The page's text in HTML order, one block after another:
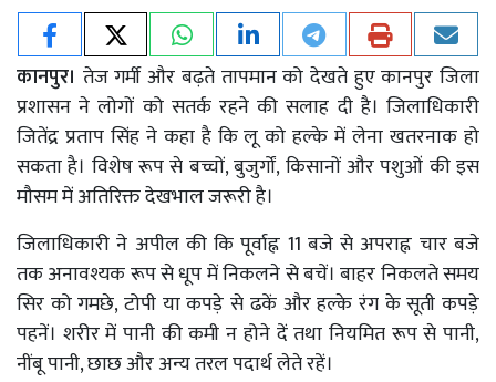
कानपुर। तेज गर्मी और बढ़ते तापमान को देखते हुए कानपुर जिला
प्रशासन ने लोगों को सतर्क रहने की सलाह दी है। जिलाधिकारी
जितेंद्र प्रताप सिंह ने कहा है कि लू को हल्के में लेना खतरनाक हो
सकता है। विशेष रूप से बच्चों, बुजुर्गों, किसानों और पशुओं की इस
मौसम में अतिरिक्त देखभाल जरूरी है।
जिलाधिकारी ने अपील की कि पूर्वाह्न 11 बजे से अपराह्न चार बजे
तक अनावश्यक रूप से धूप में निकलने से बचें। बाहर निकलते समय
सिर को गमछे, टोपी या कपड़े से ढकें और हल्के रंग के सूती कपड़े
पहनें। शरीर में पानी की कमी न होने दें तथा नियमित रूप से पानी,
नींबू पानी, छाछ और अन्य तरल पदार्थ लेते रहें।